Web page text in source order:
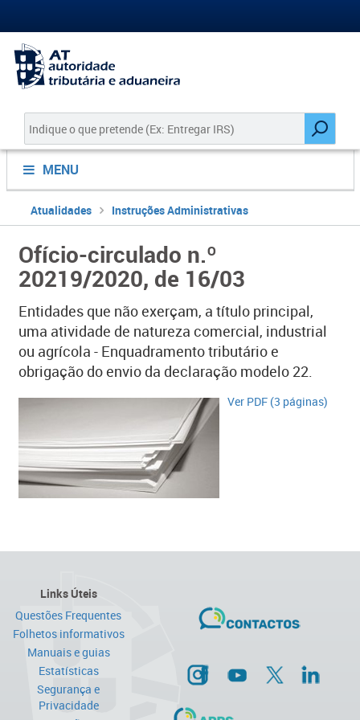
MENU
Atualidades Instruções Administrativas
Ofício-circulado n.º
20219/2020, de 16/03
Entidades que não exerçam, a título principal,
uma atividade de natureza comercial, industrial
ou agrícola - Enquadramento tributário e
obrigação do envio da declaração modelo 22.
​Ver PDF (3 páginas)
Links Úteis
Questões Frequentes
Folhetos informativos
Manuais e guias
Estatísticas
Segurança e
Privacidade